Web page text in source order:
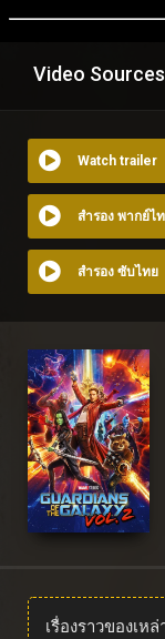
Video Sources
Watch trailer
สำรอง พากย์ไ
สำรอง ซับไทย
เรื่องราวของเห